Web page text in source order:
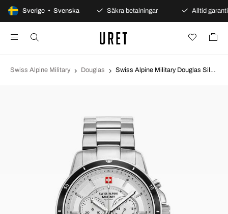
Sverige • Svenska
100 dagars öppet köp Säkra betalningar Alltid garanti
Swiss Alpine Military Douglas Swiss Alpine Military Douglas Silverfärgad/Stål Ø44 mm 7089.9132